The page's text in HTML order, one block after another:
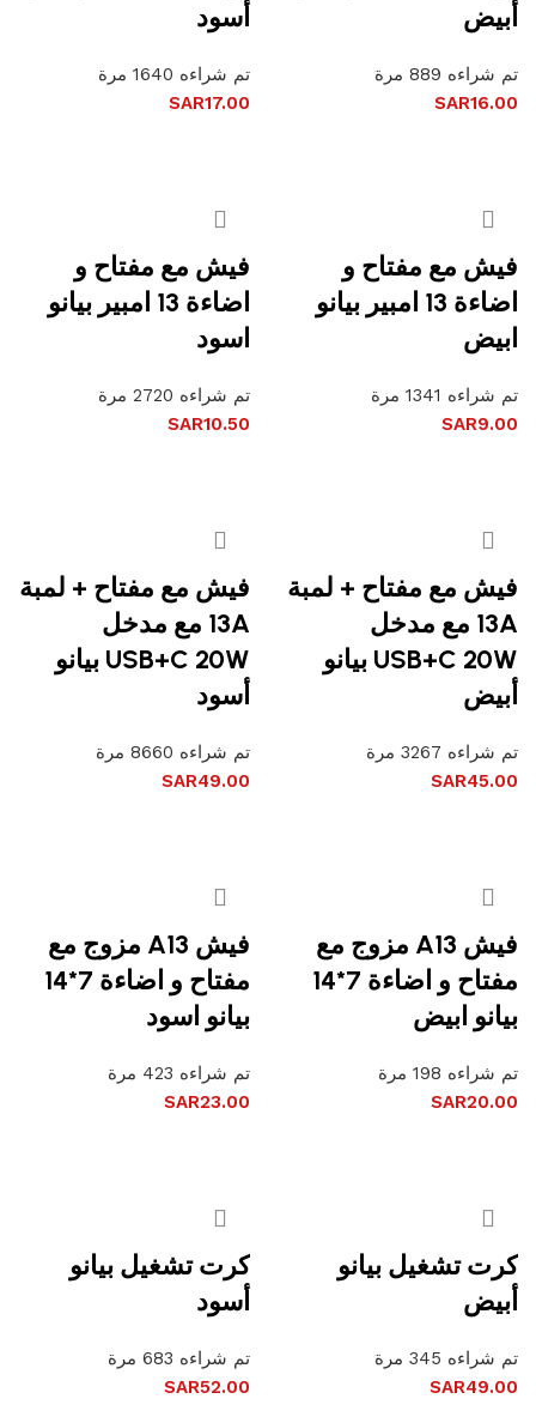
أبيض
تم شراءه 889 مرة
SAR16.00
أسود
تم شراءه 1640 مرة
SAR17.00
فيش مع مفتاح و
اضاءة 13 امبير بيانو
ابيض
تم شراءه 1341 مرة
SAR9.00
فيش مع مفتاح و
اضاءة 13 امبير بيانو
اسود
تم شراءه 2720 مرة
SAR10.50
فيش مع مفتاح + لمبة
13A مع مدخل
USB+C 20W بيانو
أبيض
تم شراءه 3267 مرة
SAR45.00
فيش مع مفتاح + لمبة
13A مع مدخل
USB+C 20W بيانو
أسود
تم شراءه 8660 مرة
SAR49.00
فيش A13 مزوج مع
مفتاح و اضاءة 7*14
بيانو ابيض
تم شراءه 198 مرة
SAR20.00
فيش A13 مزوج مع
مفتاح و اضاءة 7*14
بيانو اسود
تم شراءه 423 مرة
SAR23.00
كرت تشغيل بيانو
أبيض
تم شراءه 345 مرة
SAR49.00
كرت تشغيل بيانو
أسود
تم شراءه 683 مرة
SAR52.00